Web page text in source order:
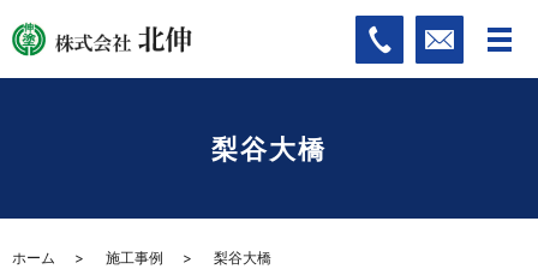
梨谷大橋
ホーム 施工事例 梨谷大橋